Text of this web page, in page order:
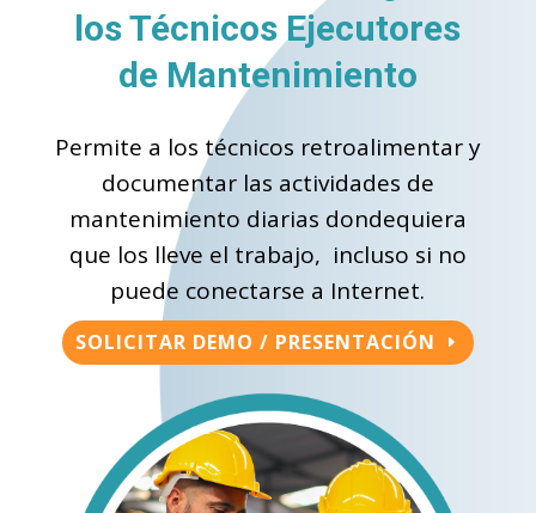
los Técnicos Ejecutores
de Mantenimiento
Permite a los técnicos retroalimentar y
documentar las actividades de
mantenimiento diarias dondequiera
que los lleve el trabajo, incluso si no
puede conectarse a Internet.
SOLICITAR DEMO / PRESENTACIÓN